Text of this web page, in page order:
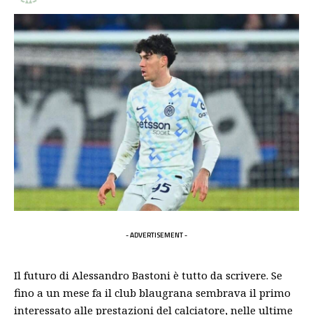
- ADVERTISEMENT -
Il futuro di Alessandro Bastoni è tutto da scrivere. Se
fino a un mese fa il club blaugrana sembrava il primo
interessato alle prestazioni del calciatore, nelle ultime